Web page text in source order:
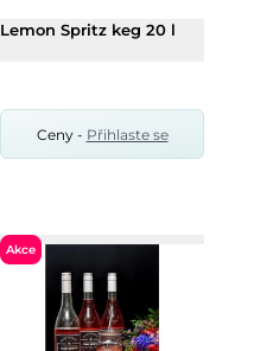
Lemon Spritz keg 20 l
Ceny - Přihlaste se
Akce